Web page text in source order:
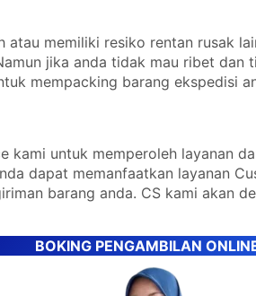
atau memiliki resiko rentan rusak
jika anda tidak mau ribet
mempacking barang ekspedisi
kami untuk memperoleh layanan
dapat memanfaatkan layanan
barang anda. CS kami akan
BOKING PENGAMBILAN